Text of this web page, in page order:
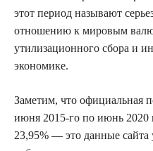
этот период называют
отношению к мировым
утилизационного сбора и
экономике.
Заметим, что официальная
июня 2015-го по июнь 2020
23,95% — это данные